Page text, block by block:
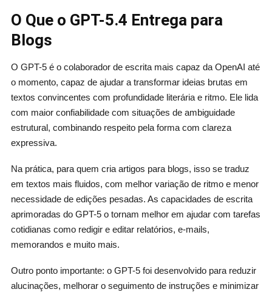
O Que o GPT-5.4 Entrega para
Blogs
O GPT-5 é o colaborador de escrita mais capaz da OpenAI até
o momento, capaz de ajudar a transformar ideias brutas em
textos convincentes com profundidade literária e ritmo. Ele lida
com maior confiabilidade com situações de ambiguidade
estrutural, combinando respeito pela forma com clareza
expressiva.
Na prática, para quem cria artigos para blogs, isso se traduz
em textos mais fluidos, com melhor variação de ritmo e menor
necessidade de edições pesadas. As capacidades de escrita
aprimoradas do GPT-5 o tornam melhor em ajudar com tarefas
cotidianas como redigir e editar relatórios, e-mails,
memorandos e muito mais.
Outro ponto importante: o GPT-5 foi desenvolvido para reduzir
alucinações, melhorar o seguimento de instruções e minimizar